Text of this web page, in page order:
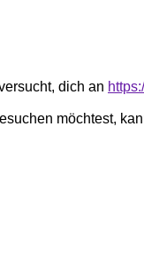
dich an
möchtest,